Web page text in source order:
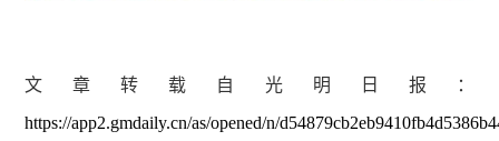
文章转载自光明日报：
https://app2.gmdaily.cn/as/opened/n/